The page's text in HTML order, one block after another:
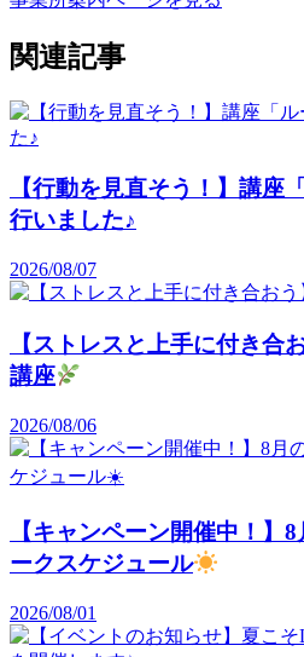
関連記事
【行動を見直そう！】講座
行いました♪
2026/08/07
【ストレスと上手に付き合
講座
2026/08/06
【キャンペーン開催中！】
ークスケジュール
2026/08/01